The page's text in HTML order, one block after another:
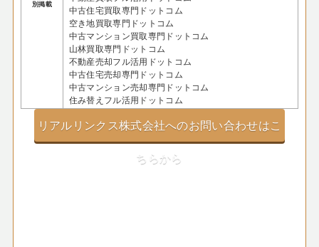
別掲載
中古住宅買取専門ドットコム
空き地買取専門ドットコム
中古マンション買取専門ドットコム
山林買取専門ドットコム
不動産売却フル活用ドットコム
中古住宅売却専門ドットコム
中古マンション売却専門ドットコム
住み替えフル活用ドットコム
リアルリンクス株式会社へのお問い合わせはこ
ちらから